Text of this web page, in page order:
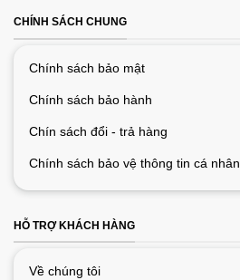
CHÍNH SÁCH CHUNG
Chính sách bảo mật
Chính sách bảo hành
Chín sách đổi - trả hàng
Chính sách bảo vệ thông tin cá nhân
HỖ TRỢ KHÁCH HÀNG
Về chúng tôi